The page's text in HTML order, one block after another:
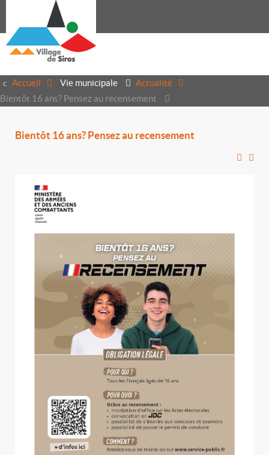
Accueil Vie municipale
Actualité
Bientôt 16 ans? Pensez au recensement
Bientôt 16 ans? Pensez au recensement